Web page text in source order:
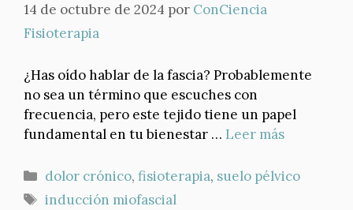
14 de octubre de 2024 por ConCiencia
Fisioterapia
¿Has oído hablar de la fascia? Probablemente
no sea un término que escuches con
frecuencia, pero este tejido tiene un papel
fundamental en tu bienestar … Leer más
Categorías
dolor crónico,fisioterapia, suelo pélvico
Etiquetas
inducción miofascial